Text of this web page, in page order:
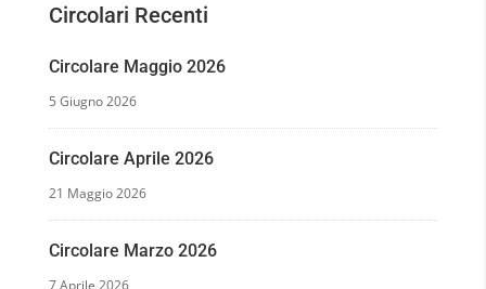
Circolari Recenti
Circolare Maggio 2026
5 Giugno 2026
Circolare Aprile 2026
21 Maggio 2026
Circolare Marzo 2026
7 Aprile 2026